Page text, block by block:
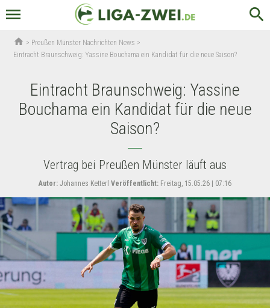
menu search
home > Preußen Münster Nachrichten News >
Eintracht Braunschweig: Yassine Bouchama ein Kandidat für die neue Saison?
Eintracht Braunschweig: Yassine
Bouchama ein Kandidat für die neue
Saison?
Vertrag bei Preußen Münster läuft aus
Autor: Johannes Ketterl Veröffentlicht: Freitag, 15.05.26 | 07:16